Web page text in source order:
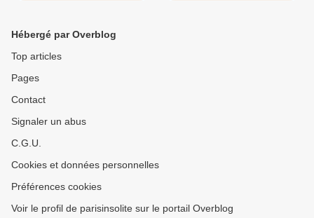
Hébergé par Overblog
Top articles
Pages
Contact
Signaler un abus
C.G.U.
Cookies et données personnelles
Préférences cookies
Voir le profil de parisinsolite sur le portail Overblog